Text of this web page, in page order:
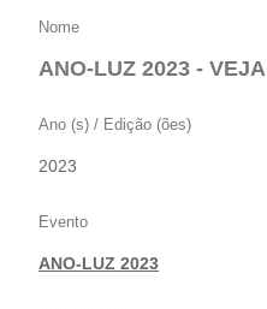
ANO-
LUZ
–
VEJA
Nome
ANO-LUZ 2023 -
Ano (s) / Edição (ões)
2023
Evento
ANO-LUZ 2023